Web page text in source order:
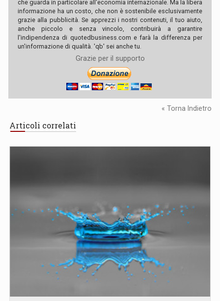
che guarda in particolare all'economia internazionale. Ma la libera
informazione ha un costo, che non è sostenibile esclusivamente
grazie alla pubblicità. Se apprezzi i nostri contenuti, il tuo aiuto,
anche piccolo e senza vincolo, contribuirà a garantire
l'indipendenza di quotedbusiness.com e farà la differenza per
un'informazione di qualità. 'qb' sei anche tu.
Grazie per il supporto
« Torna Indietro
Articoli correlati